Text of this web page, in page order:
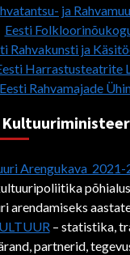
ja
Eesti
Rahvakunsti ja
Harrastusteatrite
Eesti Rahvamajade
Arengukava 2021-
arendamiseks
– statistika,
partnerid,